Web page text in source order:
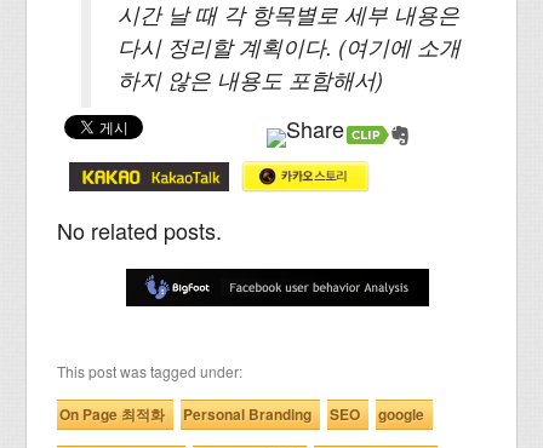
시간 날 때 각 항목별로 세부 내용은
다시 정리할 계획이다. (여기에 소개
하지 않은 내용도 포함해서)
No related posts.
This post was tagged under:
On Page 최적화 Personal Branding SEO google